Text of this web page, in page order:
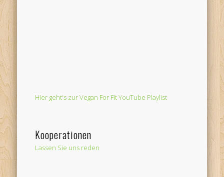
Hier geht's zur Vegan For Fit YouTube Playlist
Kooperationen
Lassen Sie uns reden